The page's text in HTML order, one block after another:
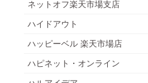
ネットオフ楽天市場支店
ハイドアウト
ハッピーベル 楽天市場店
ハピネット・オンライン